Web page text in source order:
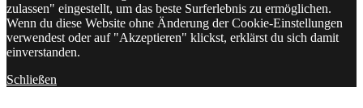
zulassen" eingestellt, um das beste Surferlebnis zu ermöglichen.
Wenn du diese Website ohne Änderung der Cookie-Einstellungen
verwendest oder auf "Akzeptieren" klickst, erklärst du sich damit
einverstanden.
Schließen